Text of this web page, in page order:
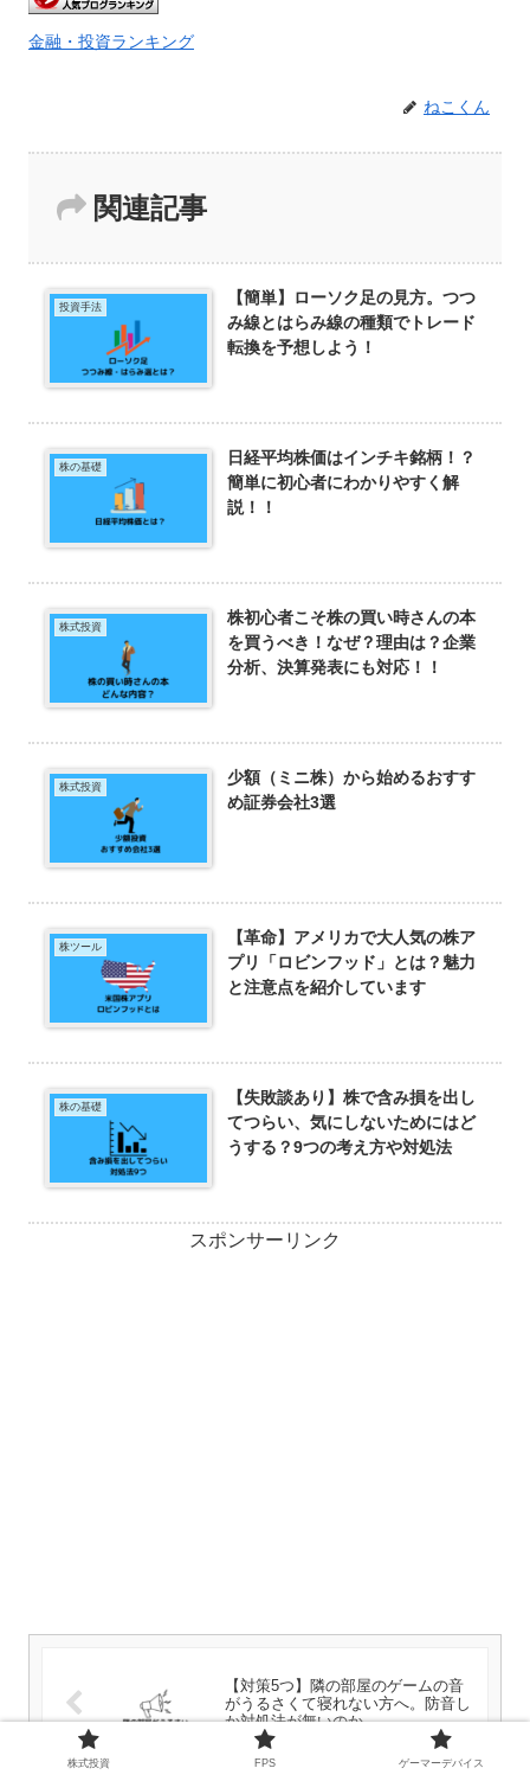
金融・投資ランキング
ねこくん
関連記事
投資手法
【簡単】ローソク足の見方。つつ
み線とはらみ線の種類でトレード
転換を予想しよう！
株の基礎
日経平均株価はインチキ銘柄！？
簡単に初心者にわかりやすく解
説！！
株式投資
株初心者こそ株の買い時さんの本
を買うべき！なぜ？理由は？企業
分析、決算発表にも対応！！
株式投資
少額（ミニ株）から始めるおすす
め証券会社3選
株ツール
【革命】アメリカで大人気の株ア
プリ「ロビンフッド」とは？魅力
と注意点を紹介しています
株の基礎
【失敗談あり】株で含み損を出し
てつらい、気にしないためにはど
うする？9つの考え方や対処法
スポンサーリンク
【対策5つ】隣の部屋のゲームの音
がうるさくて寝れない方へ。防音し
か対処法が無いのか
株式投資 FPS ゲーマーデバイス